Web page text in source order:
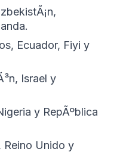
Ecuador, Fiyi y
Israel y
y RepÃºblica
Reino Unido y